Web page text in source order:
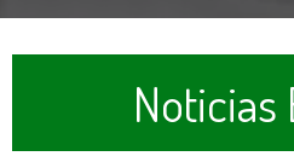
Noticias